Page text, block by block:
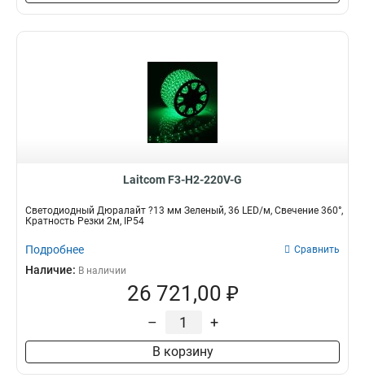
Laitcom F3-H2-220V-G
Светодиодный Дюралайт ?13 мм Зеленый, 36 LED/м, Свечение 360°,
Кратность Резки 2м, IP54
Подробнее Сравнить
Наличие: В наличии
26 721,00 ₽
– +
В корзину